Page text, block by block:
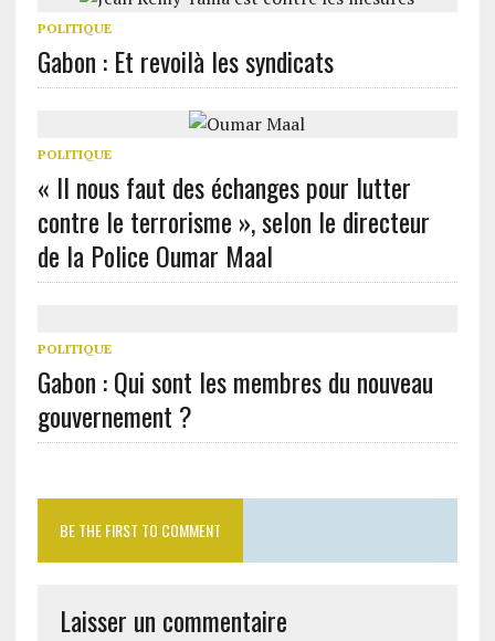
POLITIQUE
Gabon : Et revoilà les syndicats
POLITIQUE
« Il nous faut des échanges pour lutter
contre le terrorisme », selon le directeur
de la Police Oumar Maal
POLITIQUE
Gabon : Qui sont les membres du nouveau
gouvernement ?
BE THE FIRST TO COMMENT
Laisser un commentaire